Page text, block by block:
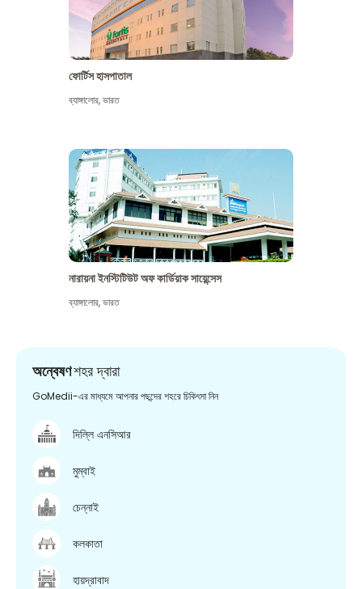
ফোর্টিস হাসপাতাল
ব্যাঙ্গালোর,ভারত
নারায়না ইনস্টিটিউট অফ কার্ডিয়াক সায়েন্সেস
ব্যাঙ্গালোর,ভারত
অন্বেষণশহর দ্বারা
GoMedii-এর মাধ্যমে আপনার পছন্দের শহরে চিকিৎসা নিন
দিল্লি এনসিআর
মুম্বাই
চেন্নাই
কলকাতা
হায়দ্রাবাদ